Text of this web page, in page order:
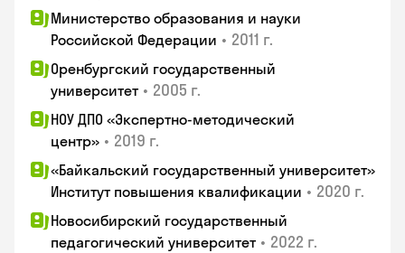
Министерство образования и науки
Российской Федерации • 2011 г.
Оренбургский государственный
университет • 2005 г.
НОУ ДПО «Экспертно-методический
центр» • 2019 г.
«Байкальский государственный университет»
Институт повышения квалификации • 2020 г.
Новосибирский государственный
педагогический университет • 2022 г.